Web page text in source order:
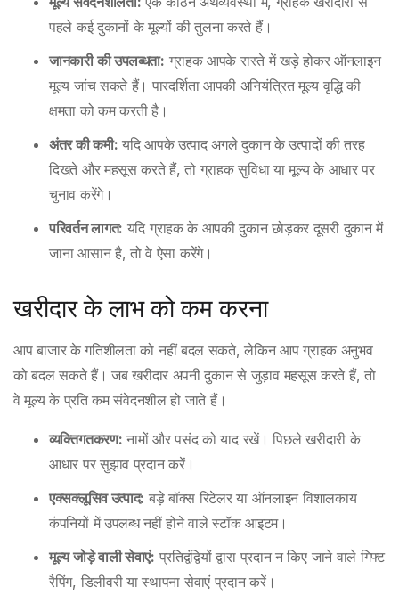
पहले कई दुकानों के मूल्यों की तुलना करते हैं।
जानकारी की उपलब्धता: ग्राहक आपके रास्ते में खड़े होकर ऑनलाइन
मूल्य जांच सकते हैं। पारदर्शिता आपकी अनियंत्रित मूल्य वृद्धि की
क्षमता को कम करती है।
अंतर की कमी: यदि आपके उत्पाद अगले दुकान के उत्पादों की तरह
दिखते और महसूस करते हैं, तो ग्राहक सुविधा या मूल्य के आधार पर
चुनाव करेंगे।
परिवर्तन लागत: यदि ग्राहक के आपकी दुकान छोड़कर दूसरी दुकान में
जाना आसान है, तो वे ऐसा करेंगे।
खरीदार के लाभ को कम करना
आप बाजार के गतिशीलता को नहीं बदल सकते, लेकिन आप ग्राहक अनुभव
को बदल सकते हैं। जब खरीदार अपनी दुकान से जुड़ाव महसूस करते हैं, तो
वे मूल्य के प्रति कम संवेदनशील हो जाते हैं।
व्यक्तिगतकरण: नामों और पसंद को याद रखें। पिछले खरीदारी के
आधार पर सुझाव प्रदान करें।
एक्सक्लूसिव उत्पाद: बड़े बॉक्स रिटेलर या ऑनलाइन विशालकाय
कंपनियों में उपलब्ध नहीं होने वाले स्टॉक आइटम।
मूल्य जोड़े वाली सेवाएं: प्रतिद्वंद्वियों द्वारा प्रदान न किए जाने वाले गिफ्ट
रैपिंग, डिलीवरी या स्थापना सेवाएं प्रदान करें।